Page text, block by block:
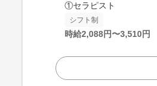
①セラピスト
シフト制
時給2,088円〜3,510円